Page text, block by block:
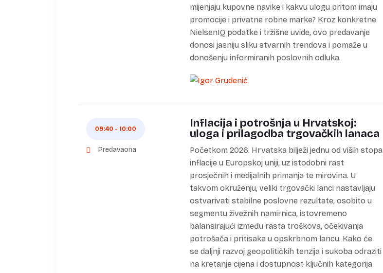
mijenjaju kupovne navike i kakvu ulogu pritom imaju
promocije i privatne robne marke? Kroz konkretne
NielsenIQ podatke i tržišne uvide, ovo predavanje
donosi jasniju sliku stvarnih trendova i pomaže u
donošenju informiranih poslovnih odluka.
09:40 - 10:00
Predavaona
Inflacija i potrošnja u Hrvatskoj:
uloga i prilagodba trgovačkih lanaca
Početkom 2026. Hrvatska bilježi jednu od viših stopa
inflacije u Europskoj uniji, uz istodobni rast
prosječnih i medijalnih primanja te mirovina. U
takvom okruženju, veliki trgovački lanci nastavljaju
ostvarivati stabilne poslovne rezultate, osobito u
segmentu živežnih namirnica, istovremeno
balansirajući između rasta troškova, očekivanja
potrošača i pritisaka u opskrbnom lancu. Kako će
se daljnji razvoj geopolitičkih tenzija i sukoba odraziti
na kretanje cijena i dostupnost ključnih kategorija